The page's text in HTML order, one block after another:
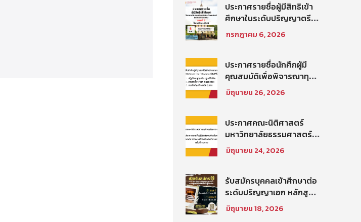
นิติศาสตร์) สายสนับสนุน
วิชาการ ตำแหน่ง นัก
วิชาการศึกษาปฏิบัติการ
ประจำคณะนิติศาสตร์
ประกาศรายชื่อผู้มีสิทธิเข้า
ศึกษาในระดับปริญญาตรี
โครงการนิติศาสตร์ภาค
บัณฑิต ท่าพระจันทร์ คณะ
ธรรมศาสตร์ ปีการศึกษา
2569 รอบที่ 2
กรกฎาคม 6, 2026
ประกาศรายชื่อนักศึกผู้มี
คุณสมบัติเพื่อพิจารณาทุน
โครงการ Thammasat–
Baker McKenzie Tax
ศึกษา 2569
มิถุนายน 26, 2026
ประกาศคณะนิติศาสตร์
มหาวิทยาลัยธรรมศาสตร์
เรื่อง ประกาศรายชื่อผู้มี
สิทธิสอบคัดเลือกให้เป็น
นิติศาสตร์) สายวิชาการ
ประเภทนักวิจัย ครั้งที่
1/2569
มิถุนายน 24, 2026
รับสมัครบุคคลเข้าศึกษาต่อ
ระดับปริญญาเอก หลักสูตร
นิติศาสตรดุษฎีบัณฑิต คณะ
นิติศาสตร์ มหาวิทยาลัย
มิถุนายน 18, 2026